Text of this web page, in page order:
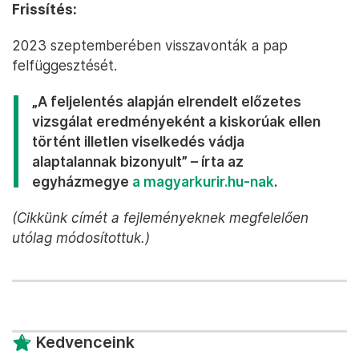
Frissítés:
2023 szeptemberében visszavonták a pap
felfüggesztését.
„A feljelentés alapján elrendelt előzetes
vizsgálat eredményeként a kiskorúak ellen
történt illetlen viselkedés vádja
alaptalannak bizonyult” – írta az
egyházmegye a magyarkurir.hu-nak.
(Cikkünk címét a fejleményeknek megfelelően
utólag módosítottuk.)
Kedvenceink